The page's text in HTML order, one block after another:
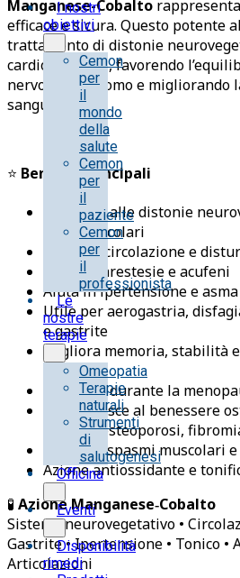
I nostri
obiettivi
Cemon
per
il
mondo
della
salute
Cemon
per
il
paziente
Cemon
per
il
professionista
Le
nostre
terapie
Omeopatia
Terapie
naturali
Strumenti
di
salutogenesi
Officina
Eventi
Disponibilità
rimedi
Manganese-Cobalto
efficace e sicura. Questo potente
trattamento di distonie
cardiovascolari, favorendo
nervoso autonomo e migliorando
sanguigna.
⭐ Benefici Principali
Supporto alle distonie
cardiovascolari
Migliora circolazione e
Allevia parestesie e acufeni
Aiuta in ipertensione e
Utile per aerogastria,
e gastrite
Migliora memoria, stabilità
ansia
Supporto durante la
Contribuisce al benessere
(artrosi, osteoporosi,
Utile per spasmi muscolari
Azione antiossidante e
🧪 Azione Manganese‑Cobalto
Sistema neurovegetativo •
Gastrite • Ipertensione • Tonico •
Articolazioni